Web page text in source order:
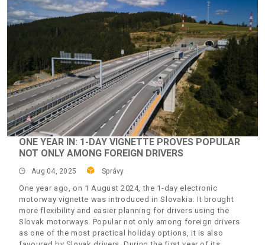
ONE YEAR IN: 1-DAY VIGNETTE PROVES POPULAR
NOT ONLY AMONG FOREIGN DRIVERS
Aug 04, 2025 Správy
One year ago, on 1 August 2024, the 1-day electronic
motorway vignette was introduced in Slovakia. It brought
more flexibility and easier planning for drivers using the
Slovak motorways. Popular not only among foreign drivers
as one of the most practical holiday options, it is also